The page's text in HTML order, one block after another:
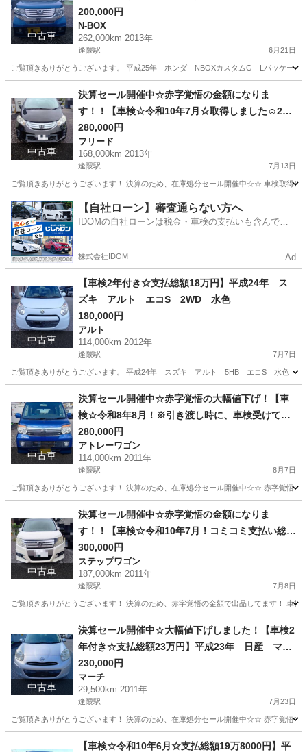
中古車
2WD 青 走行距離262,000㎞ 車検付きのた
め、商談成立後、即納車可能です○
200,000円
N-BOX
262,000km 2013年
逢隈駅 6月21日
ご覧頂きありがとうございます。 平成25年 ホンダ NBOXカスタムG Lパッケー
逢隈駅 N-BOX 走行距離
中古車
決算セール開催中☆赤字覚悟の金額になりま
す！！【車検☆令和10年7月☆取得しました☺2年
ついてコミコミ28万円※自動車税のみ別】平成25
年 ホンダ フリード ハイブリット ジャスト
セレクション ６人乗り 黒 2WD 1500㏄ 走
280,000円
フリード
168,000km 2013年
逢隈駅 7月13日
ご覧頂きありがとうございます！ 決算のため、在庫処分セール開催中☆☆ 車検取得
宮城 亘理郡 逢隈駅 フリード 走行距離
【自社ローン】審査通らない方へ
IDOMの自社ローンは税金・車検の支払いも含んでい
株式会社IDOM Ad
中古車
【車検2年付き☆支払総額18万円】平成24年 ス
ズキ アルト エコS 2WD 水色
180,000円
アルト
114,000km 2012年
逢隈駅 7月7日
ご覧頂きありがとうございます。 平成24年 スズキ アルト 5HB エコS 水色
逢隈駅 アルト 水色
中古車
決算セール開催中☆赤字覚悟の大幅値下げ！【車
検☆令和8年8月！※引き渡し時に、車検受けてか
らお渡ししますので、2年付になります。支払総額
28万円】平成23年 ダイハツ アトレーワゴン
4WD カスタムターボ 青 走行距離114,000
280,000円
アトレーワゴン
114,000km 2011年
逢隈駅 8月7日
ご覧頂きありがとうございます！ 決算のため、在庫処分セール開催中☆☆ 赤字覚
逢隈駅 アトレーワゴン 走行距離
中古車
決算セール開催中☆赤字覚悟の金額になりま
す！！【車検☆令和10年7月！コミコミ支払い総額
30万円！】平成23年 ホンダ ステップワゴンス
パーダ Z 2WD 8人乗り 2000CC 両側スラ
イドドア★ 走行距離187,000㎞ ナビ・ETC付き
300,000円
ステップワゴン
187,000km 2011年
逢隈駅 7月8日
ご覧頂きありがとうございます！ 決算のため、赤字覚悟の金額で出品してます！
逢隈駅 ステップワゴン
中古車
決算セール開催中☆大幅値下げしました！【車検2
年付き☆支払総額23万円】平成23年 日産 マー
チ 12X 1200㏄ 2WD シルバー AT車 DB
A-K13 走行距離29,500㎞ 低走行車！
230,000円
マーチ
29,500km 2011年
逢隈駅 7月23日
ご覧頂きありがとうございます！ 決算のため、在庫処分セール開催中☆☆ 赤字覚
逢隈駅 マーチ 走行距離
【車検☆令和10年6月☆支払総額19万8000円】平